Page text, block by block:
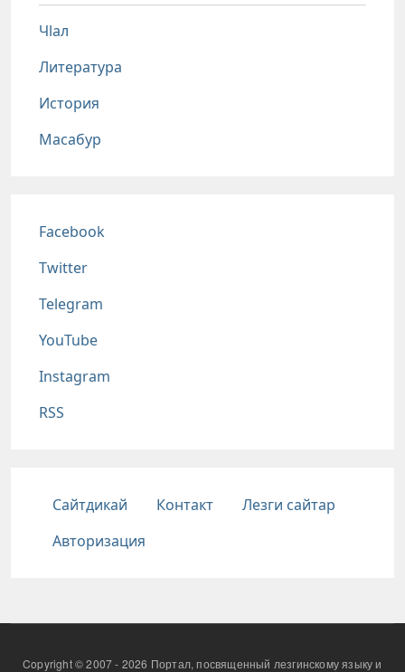
Чlал
Литература
История
Масабур
Соц сети
Facebook
Twitter
Telegram
YouTube
Instagram
RSS
Подвал
Сайтдикай Контакт
Лезги сайтар
Авторизация
Copyright © 2007 - 2026 Портал, посвященный лезгинскому языку и